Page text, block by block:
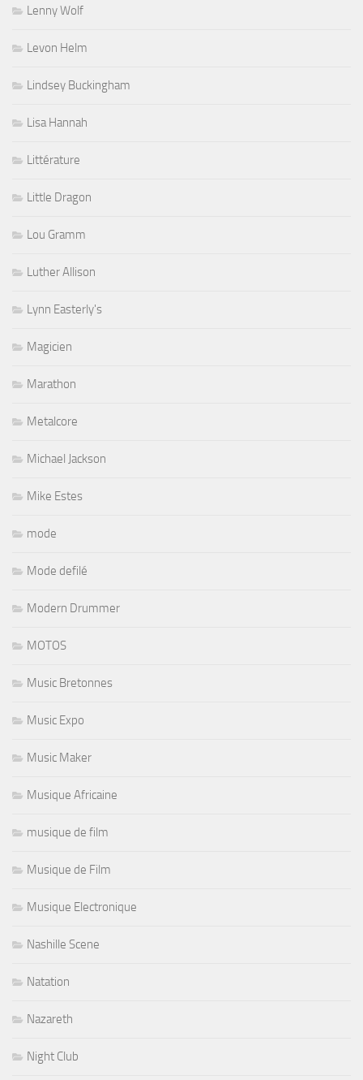
Lenny Wolf
Levon Helm
Lindsey Buckingham
Lisa Hannah
Littérature
Little Dragon
Lou Gramm
Luther Allison
Lynn Easterly's
Magicien
Marathon
Metalcore
Michael Jackson
Mike Estes
mode
Mode defilé
Modern Drummer
MOTOS
Music Bretonnes
Music Expo
Music Maker
Musique Africaine
musique de film
Musique de Film
Musique Electronique
Nashille Scene
Natation
Nazareth
Night Club